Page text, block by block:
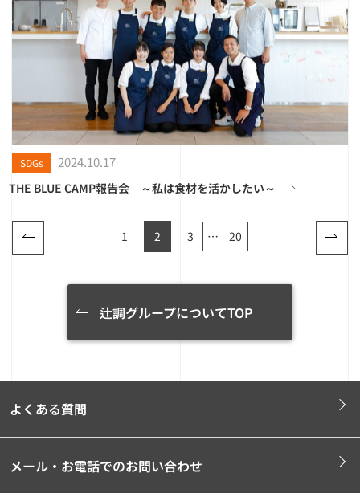
SDGs 2024.10.17
THE BLUE CAMP報告会 ～私は食材を活かしたい～
1 2 3 … 20
辻調グループについてTOP
よくある質問
メール・お電話でのお問い合わせ